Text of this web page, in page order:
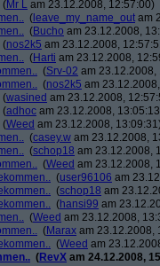
(Mr L am 23.12.2008, 12:57:00)
( leave_my_name_out am
(Bucho am 23.12.2008,
(nos2k5 am 23.12.2008,
(Harti am 23.12.2008,
(Srv-02 am 23.12.2008,
(nos2k5 am
(wasined am 23.12.2008,
(adhoc am 23.12.2008,
(Weed am 23.12.2008,
(casey.w am 23.12.2008,
(schop18 am 23.12.2008,
(Weed am 23.12.2008,
(user96106 am
(schop18 am
(hansi99 am
(Weed am 23.12.2008,
(Marax am 23.12.2008,
(Weed am
(RevX am 24.12.2008,